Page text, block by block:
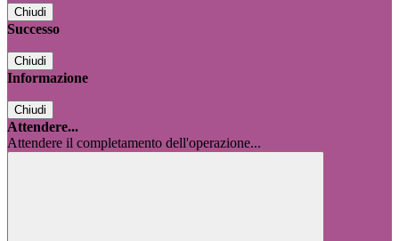
Chiudi
Successo
Chiudi
Informazione
Chiudi
Attendere...
Attendere il completamento dell'operazione...